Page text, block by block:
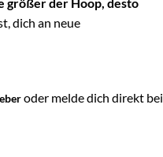
dich an neue
oder melde dich direkt bei